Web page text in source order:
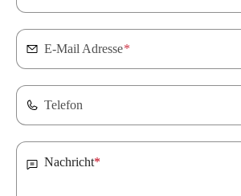
E-Mail Adresse*
Telefon
Nachricht*